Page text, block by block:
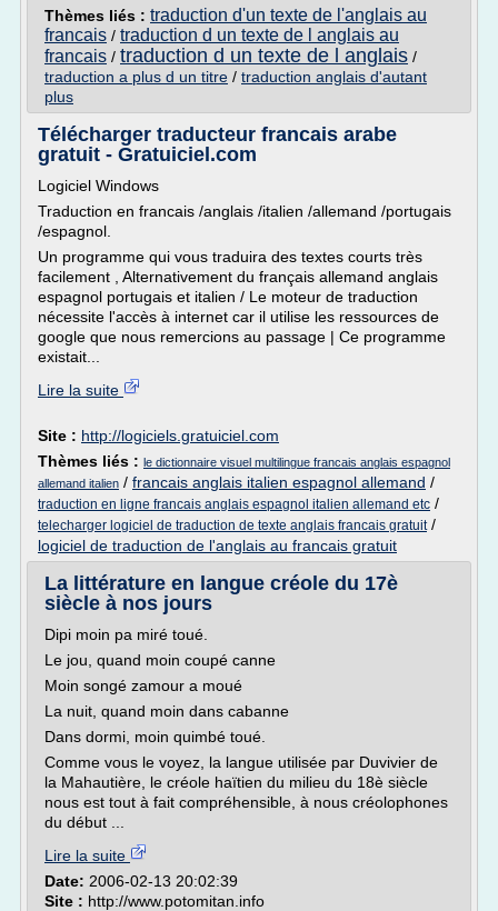
Thèmes liés : traduction d'un texte de l'anglais au
francais / traduction d un texte de l anglais au
francais / traduction d un texte de l anglais /
traduction a plus d un titre / traduction anglais d'autant
plus
Télécharger traducteur francais arabe
gratuit - Gratuiciel.com
Logiciel Windows
Traduction en francais /anglais /italien /allemand /portugais
/espagnol.
Un programme qui vous traduira des textes courts très
facilement , Alternativement du français allemand anglais
espagnol portugais et italien / Le moteur de traduction
nécessite l'accès à internet car il utilise les ressources de
google que nous remercions au passage | Ce programme
existait...
Lire la suite
Site : http://logiciels.gratuiciel.com
Thèmes liés : le dictionnaire visuel multilingue francais anglais espagnol
allemand italien / francais anglais italien espagnol allemand /
traduction en ligne francais anglais espagnol italien allemand etc /
telecharger logiciel de traduction de texte anglais francais gratuit/
logiciel de traduction de l'anglais au francais gratuit
La littérature en langue créole du 17è
siècle à nos jours
Dipi moin pa miré toué.
Le jou, quand moin coupé canne
Moin songé zamour a moué
La nuit, quand moin dans cabanne
Dans dormi, moin quimbé toué.
Comme vous le voyez, la langue utilisée par Duvivier de
la Mahautière, le créole haïtien du milieu du 18è siècle
nous est tout à fait compréhensible, à nous créolophones
du début ...
Lire la suite
Date: 2006-02-13 20:02:39
Site : http://www.potomitan.info